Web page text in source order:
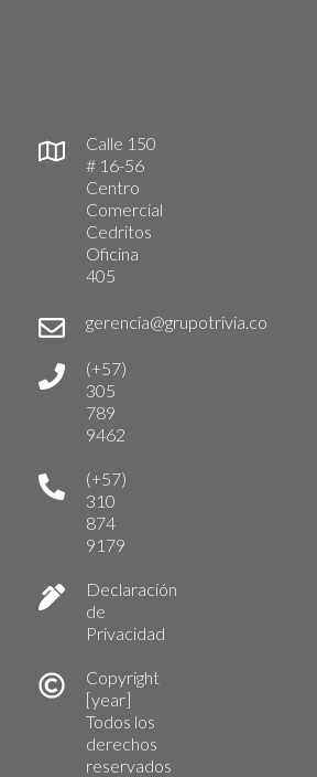
Calle 150
# 16-56
Centro
Comercial
Cedritos
Oficina
405
gerencia@grupotrivia.co
(+57)
305
789
9462
(+57)
310
874
9179
Declaración
de
Privacidad
Copyright
[year]
Todos los
derechos
reservados